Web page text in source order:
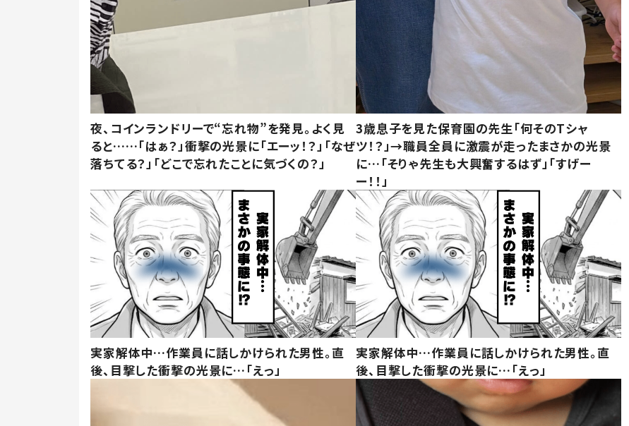
夜、コインランドリーで“忘れ物”を発見。よく見
ると……「はぁ？」衝撃の光景に「エーッ！？」「なぜ
落ちてる？」「どこで忘れたことに気づくの？」
3歳息子を見た保育園の先生「何そのTシャ
ツ！？」→職員全員に激震が走ったまさかの光景
に…「そりゃ先生も大興奮するはず」「すげー
ー！！」
実家解体中…作業員に話しかけられた男性。直
後、目撃した衝撃の光景に…「えっ」
実家解体中…作業員に話しかけられた男性。直
後、目撃した衝撃の光景に…「えっ」